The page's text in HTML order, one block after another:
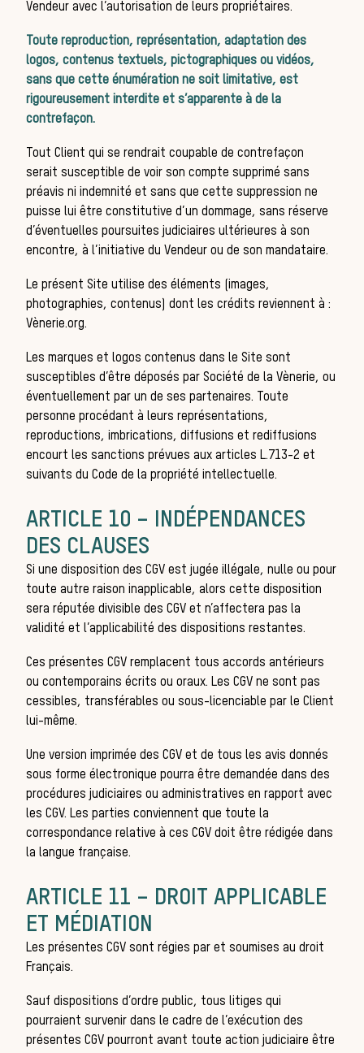
La
Vendeur avec l’autorisation de leurs propriétaires.
Toute reproduction, représentation, adaptation des
logos, contenus textuels, pictographiques ou vidéos,
sans que cette énumération ne soit limitative, est
rigoureusement interdite et s’apparente à de la
contrefaçon.
Tout Client qui se rendrait coupable de contrefaçon
serait susceptible de voir son compte supprimé sans
préavis ni indemnité et sans que cette suppression ne
puisse lui être constitutive d’un dommage, sans réserve
d’éventuelles poursuites judiciaires ultérieures à son
encontre, à l’initiative du Vendeur ou de son mandataire.
Le présent Site utilise des éléments (images,
photographies, contenus) dont les crédits reviennent à :
Vènerie.org.
Les marques et logos contenus dans le Site sont
susceptibles d’être déposés par Société de la Vènerie, ou
éventuellement par un de ses partenaires. Toute
personne procédant à leurs représentations,
reproductions, imbrications, diffusions et rediffusions
encourt les sanctions prévues aux articles L.713-2 et
suivants du Code de la propriété intellectuelle.
ARTICLE 10 – INDÉPENDANCES
DES CLAUSES
Si une disposition des CGV est jugée illégale, nulle ou pour
toute autre raison inapplicable, alors cette disposition
sera réputée divisible des CGV et n’affectera pas la
validité et l’applicabilité des dispositions restantes.
Ces présentes CGV remplacent tous accords antérieurs
ou contemporains écrits ou oraux. Les CGV ne sont pas
cessibles, transférables ou sous-licenciable par le Client
lui-même.
Une version imprimée des CGV et de tous les avis donnés
sous forme électronique pourra être demandée dans des
procédures judiciaires ou administratives en rapport avec
les CGV. Les parties conviennent que toute la
correspondance relative à ces CGV doit être rédigée dans
la langue française.
ARTICLE 11 – DROIT APPLICABLE
ET MÉDIATION
Les présentes CGV sont régies par et soumises au droit
Français.
Sauf dispositions d’ordre public, tous litiges qui
pourraient survenir dans le cadre de l’exécution des
présentes CGV pourront avant toute action judiciaire être